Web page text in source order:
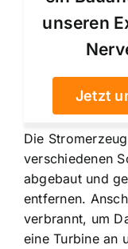
unseren
Jetzt
Die
verschiedenen
abgebaut und
entfernen.
verbrannt, um
eine Turbine an